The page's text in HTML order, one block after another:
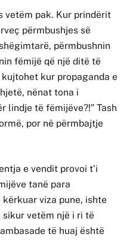
vetëm pak. Kur prindërit
përmbushjes së
përmbushnin
fëmijë që një ditë të
kur propaganda e
nënat tona i
lindje të fëmijëve?!” Tash
por në përmbajtje
e vendit provoi t’i
tanë para
viza pune, ishte
sikur vetëm një i ri të
të huaj është